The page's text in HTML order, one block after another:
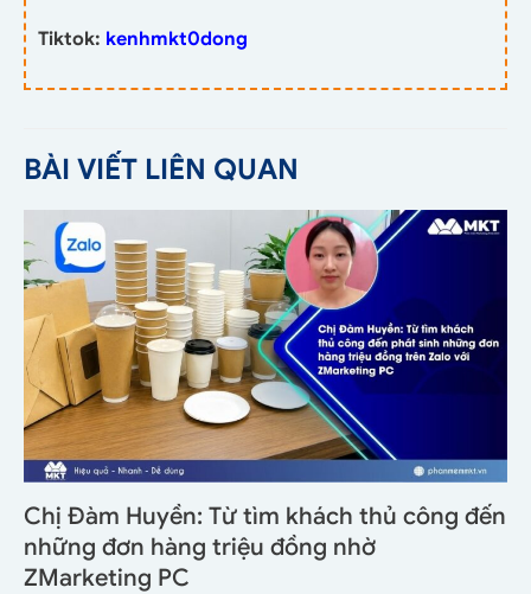
Tiktok: kenhmkt0dong
BÀI VIẾT LIÊN QUAN
Chị Đàm Huyền: Từ tìm khách thủ công đến
những đơn hàng triệu đồng nhờ
ZMarketing PC